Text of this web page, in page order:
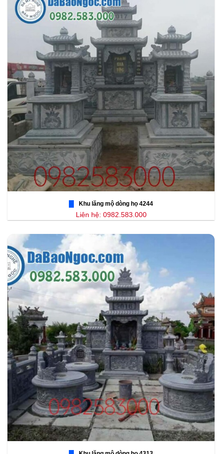
Khu lăng mộ dòng họ 4244
Liên hệ: 0982.583.000